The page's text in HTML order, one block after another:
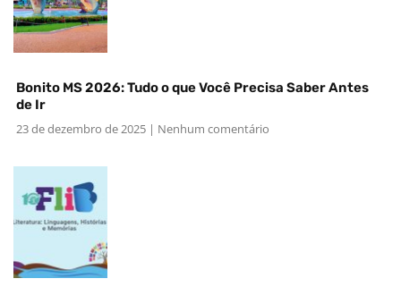
Bonito MS 2026: Tudo o que Você Precisa Saber Antes
de Ir
23 de dezembro de 2025
Nenhum comentário